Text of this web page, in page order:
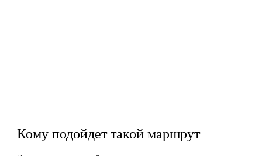
Кому подойдет такой маршрут